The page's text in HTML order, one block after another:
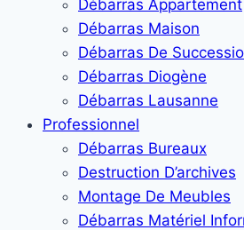
Débarras Appartement
Débarras Maison
Débarras De
Débarras Diogène
Débarras Lausanne
Professionnel
Débarras Bureaux
Destruction D’archives
Montage De Meubles
Débarras Matériel